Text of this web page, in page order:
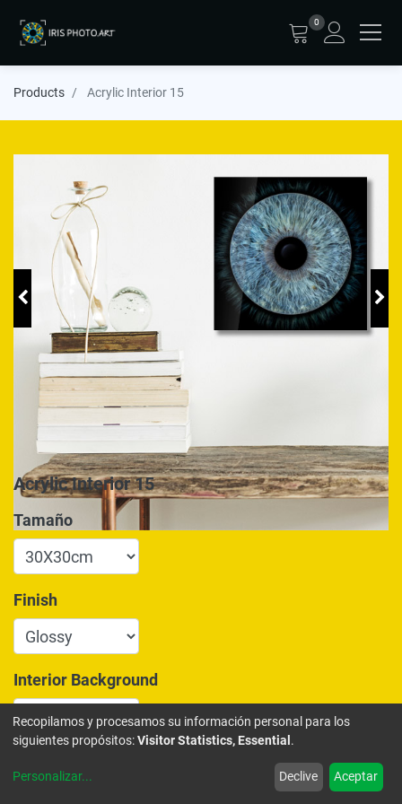
0
Products Acrylic Interior 15
Acrylic Interior 15
Tamaño
Finish
Interior Background
175,00€
Recopilamos y procesamos su información personal para los
siguientes propósitos:Visitor Statistics, Essential .
Personalizar... Declive Aceptar